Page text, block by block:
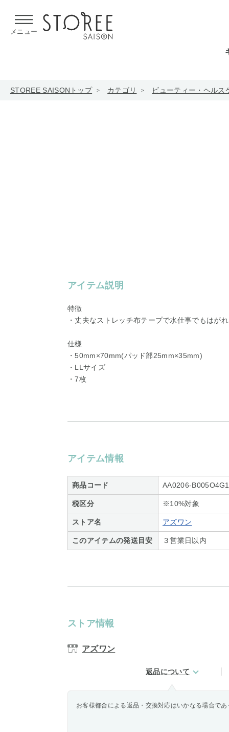
メニュー
STOREE SAISONトップ カテゴリ ビューティー・ヘルス
アイテム説明
特徴
・丈夫なストレッチ布テープで水仕事でもはが
仕様
・50mm×70mm(パッド部25mm×35mm)
・LLサイズ
・7枚
アイテム情報
商品コード AA0206-
税区分 ※10%対象
ストア名 アズワン
このアイテムの発送目安 ３営業日以内
ストア情報
アズワン
返品について
お客様都合による返品・交換対応はいかなる場合であ